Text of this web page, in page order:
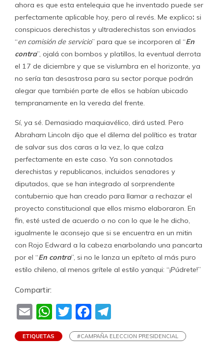
ahora es que esta entelequia que he inventado puede ser
perfectamente aplicable hoy, pero al revés. Me explico: si
conspicuos derechistas y ultraderechistas son enviados
“en comisión de servicio” para que se incorporen al “En
contra”, ojalá con bombos y platillos, la eventual derrota
el 17 de diciembre y que se vislumbra en el horizonte, ya
no sería tan desastrosa para su sector porque podrán
alegar que también parte de ellos se habían ubicado
tempranamente en la vereda del frente.
Sí, ya sé. Demasiado maquiavélico, dirá usted. Pero
Abraham Lincoln dijo que el dilema del político es tratar
de salvar sus dos caras a la vez, lo que calza
perfectamente en este caso. Ya son connotados
derechistas y republicanos, incluidos senadores y
diputados, que se han integrado al sorprendente
contubernio que han creado para llamar a rechazar el
proyecto constitucional que ellos mismo elaboraron. En
fin, esté usted de acuerdo o no con lo que le he dicho,
igualmente le aconsejo que si se encuentra en un mitin
con Rojo Edward a la cabeza enarbolando una pancarta
por el “En contra”, si no le lanza un epíteto al más puro
estilo chileno, al menos grítele al estilo yanqui: “¡Púdrete!”
Compartir:
EmailWhatsApp
TwitterFacebook
ETIQUETAS #CAMPAÑA ELECCION PRESIDENCIAL